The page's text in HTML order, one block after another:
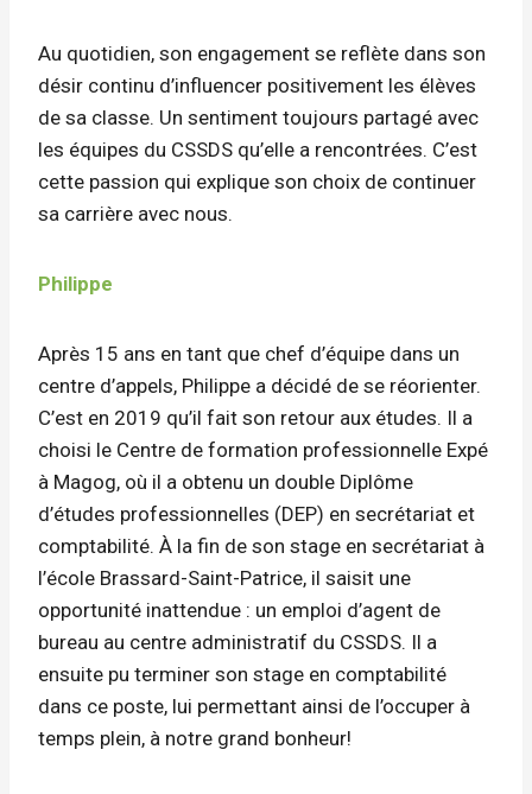
Au quotidien, son engagement se reflète dans son
désir continu d’influencer positivement les élèves
de sa classe. Un sentiment toujours partagé avec
les équipes du CSSDS qu’elle a rencontrées. C’est
cette passion qui explique son choix de continuer
sa carrière avec nous.
Philippe
Après 15 ans en tant que chef d’équipe dans un
centre d’appels, Philippe a décidé de se réorienter.
C’est en 2019 qu’il fait son retour aux études. Il a
choisi le Centre de formation professionnelle Expé
à Magog, où il a obtenu un double Diplôme
d’études professionnelles (DEP) en secrétariat et
comptabilité. À la fin de son stage en secrétariat à
l’école Brassard-Saint-Patrice, il saisit une
opportunité inattendue : un emploi d’agent de
bureau au centre administratif du CSSDS. Il a
ensuite pu terminer son stage en comptabilité
dans ce poste, lui permettant ainsi de l’occuper à
temps plein, à notre grand bonheur!